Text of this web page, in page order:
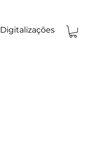
Digitalizações